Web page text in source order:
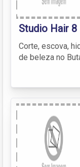
Studio Hair 8
Corte, escova,
de beleza no